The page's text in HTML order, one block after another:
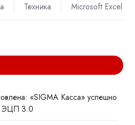
Техника Microsoft Excel
«SIGMA Касса» успешно
ЭЦП 3.0